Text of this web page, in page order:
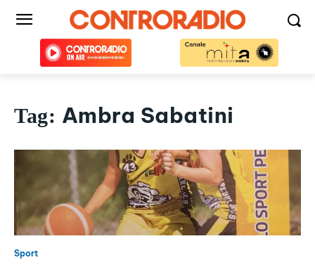
Tag: Ambra Sabatini
Sport